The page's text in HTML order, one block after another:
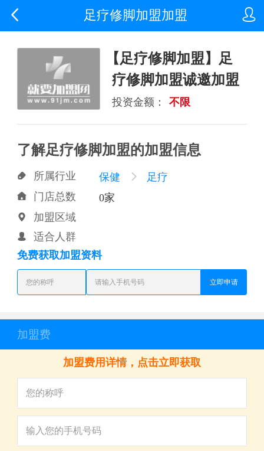

 足疗修脚加盟加盟
【足疗修脚加盟】足
疗修脚加盟诚邀加盟
投资金额： 不限
了解足疗修脚加盟的加盟信息
 所属行业 保健  足疗
 门店总数 0家
 加盟区域

适合人群
免费获取加盟资料
立即申请
加盟费
加盟费用详情，点击立即获取